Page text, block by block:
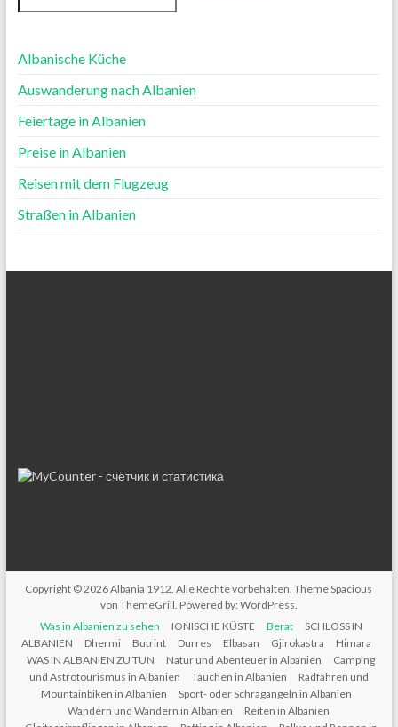
Albanische Küche
Auswanderung nach Albanien
Feiertage in Albanien
Preise in Albanien
Reisen mit dem Flugzeug
Straßen in Albanien
Copyright © 2026Albania 1912. Alle Rechte vorbehalten. ThemeSpacious
von ThemeGrill. Powered by: WordPress.
Was in Albanien zu sehen
IONISCHE KÜSTE Berat
SCHLOSS IN
ALBANIEN
Dhermi Butrint Durres Elbasan Gjirokastra
Himara
WAS IN ALBANIEN ZU TUN
Natur und Abenteuer in Albanien
Camping
und Astrotourismus in Albanien
Tauchen in Albanien
Radfahren und
Mountainbiken in Albanien
Sport- oder Schrägangeln in Albanien
Wandern und Wandern in Albanien
Reiten in Albanien